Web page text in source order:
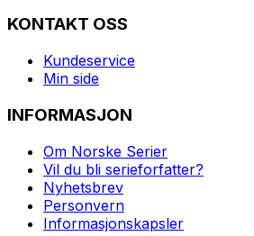
KONTAKT OSS
Kundeservice
Min side
INFORMASJON
Om Norske Serier
Vil du bli serieforfatter?
Nyhetsbrev
Personvern
Informasjonskapsler